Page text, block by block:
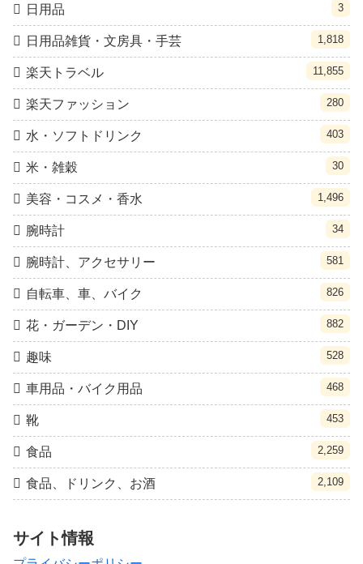
日用品 3
日用品雑貨・文房具・手芸 1,818
楽天トラベル 11,855
楽天ファッション 280
水・ソフトドリンク 403
米・雑穀 30
美容・コスメ・香水 1,496
腕時計 34
腕時計、アクセサリー 581
自転車、車、バイク 826
花・ガーデン・DIY 882
趣味 528
車用品・バイク用品 468
靴 453
食品 2,259
食品、ドリンク、お酒 2,109
サイト情報